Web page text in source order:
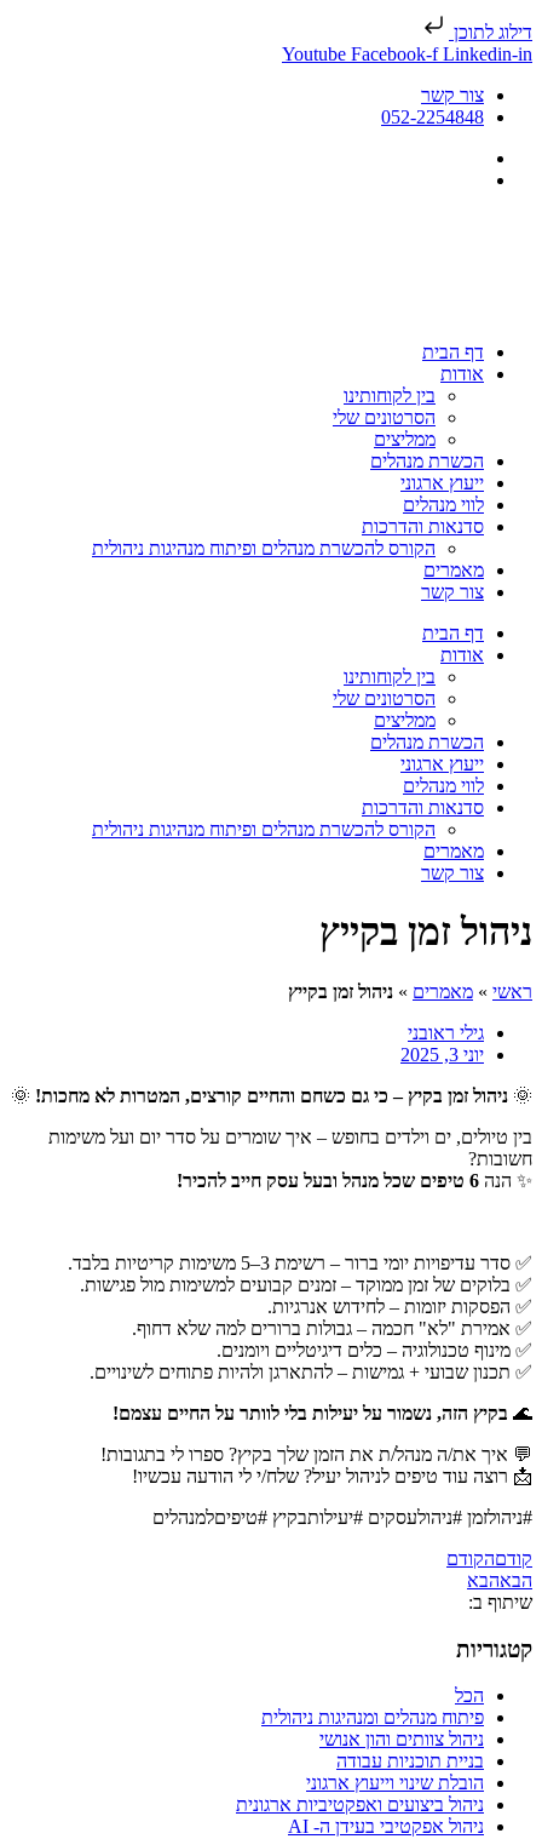
דילוג לתוכן
Youtube Facebook-f Linkedin-in
צור קשר
052-2254848
דף הבית
אודות
בין לקוחותינו
הסרטונים שלי
ממליצים
הכשרת מנהלים
ייעוץ ארגוני
לווי מנהלים
סדנאות והדרכות
הקורס להכשרת מנהלים ופיתוח מנהיגות ניהולית
מאמרים
צור קשר
דף הבית
אודות
בין לקוחותינו
הסרטונים שלי
ממליצים
הכשרת מנהלים
ייעוץ ארגוני
לווי מנהלים
סדנאות והדרכות
הקורס להכשרת מנהלים ופיתוח מנהיגות ניהולית
מאמרים
צור קשר
ניהול זמן בקייץ
ראשי » מאמרים » ניהול זמן בקייץ
גילי ראובני
יוני 3, 2025
🌞 ניהול זמן בקיץ – כי גם כשחם והחיים קורצים, המטרות לא מחכות! 🌞
בין טיולים, ים וילדים בחופש – איך שומרים על סדר יום ועל משימות
חשובות?
✨ הנה 6 טיפים שכל מנהל ובעל עסק חייב להכיר!
✅ סדר עדיפויות יומי ברור – רשימת 3–5 משימות קריטיות בלבד.
✅ בלוקים של זמן ממוקד – זמנים קבועים למשימות מול פגישות.
✅ הפסקות יזומות – לחידוש אנרגיות.
✅ אמירת "לא" חכמה – גבולות ברורים למה שלא דחוף.
✅ מינוף טכנולוגיה – כלים דיגיטליים ויומנים.
✅ תכנון שבועי + גמישות – להתארגן ולהיות פתוחים לשינויים.
🌊 בקיץ הזה, נשמור על יעילות בלי לוותר על החיים עצמם!
💬 איך את/ה מנהל/ת את הזמן שלך בקיץ? ספרו לי בתגובות!
📩 רוצה עוד טיפים לניהול יעיל? שלח/י לי הודעה עכשיו!
#ניהולזמן #ניהולעסקים #יעילותבקיץ #טיפיםלמנהלים
קודםהקודם
הבאהבא
שיתוף ב:
קטגוריות
הכל
פיתוח מנהלים ומנהיגות ניהולית
ניהול צוותים והון אנושי
בניית תוכניות עבודה
הובלת שינוי וייעוץ ארגוני
ניהול ביצועים ואפקטיביות ארגונית
ניהול אפקטיבי בעידן ה- AI